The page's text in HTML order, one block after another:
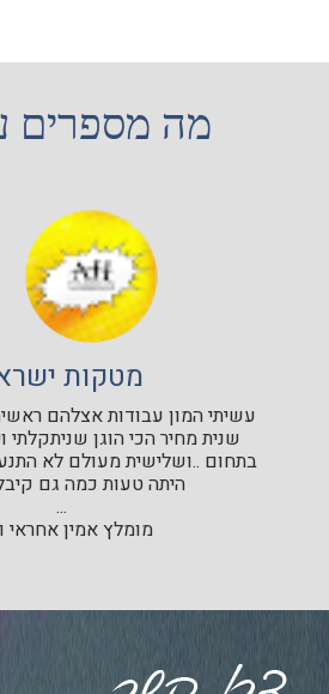
מה מספרים
מטקות
עשיתי המון עבודות אצלהם
שנית מחיר הכי הוגן שניתקלתי
בתחום ..ושלישית מעולם לא
היתה טעות כמה גם
...
מומלץ אמין אחראי